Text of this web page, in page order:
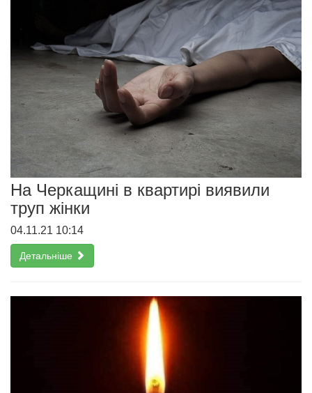
На Черкащині в квартирі виявили
труп жінки
04.11.21 10:14
Детальніше